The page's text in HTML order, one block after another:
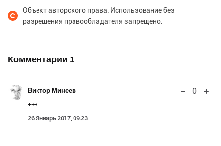
Объект авторского права. Использование без
разрешения правообладателя запрещено.
Комментарии 1
Виктор Минеев 0
+++
26 Январь 2017, 09:23